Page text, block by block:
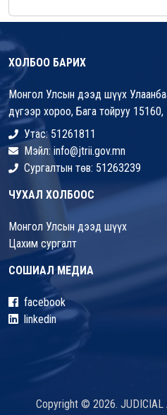
ХОЛБОО БАРИХ
Монгол Улсын дээд шүүх
дүгээр хороо, Бага тойруу
Утас: 51261811
Мэйл: info@jtrii.gov.mn
Сургалтын төв: 51263239
ЧУХАЛ ХОЛБООС
Монгол Улсын дээд шүүх
Цахим сургалт
СОШИАЛ МЕДИА
facebook
linkedin
Copyright © 2026. JUDICIAL